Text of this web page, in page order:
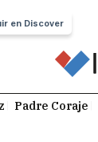
en Discover
Padre Coraje